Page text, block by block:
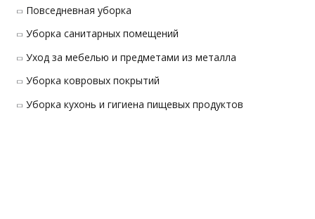
Повседневная уборка
Уборка санитарных помещений
Уход за мебелью и предметами из металла
Уборка ковровых покрытий
Уборка кухонь и гигиена пищевых продуктов